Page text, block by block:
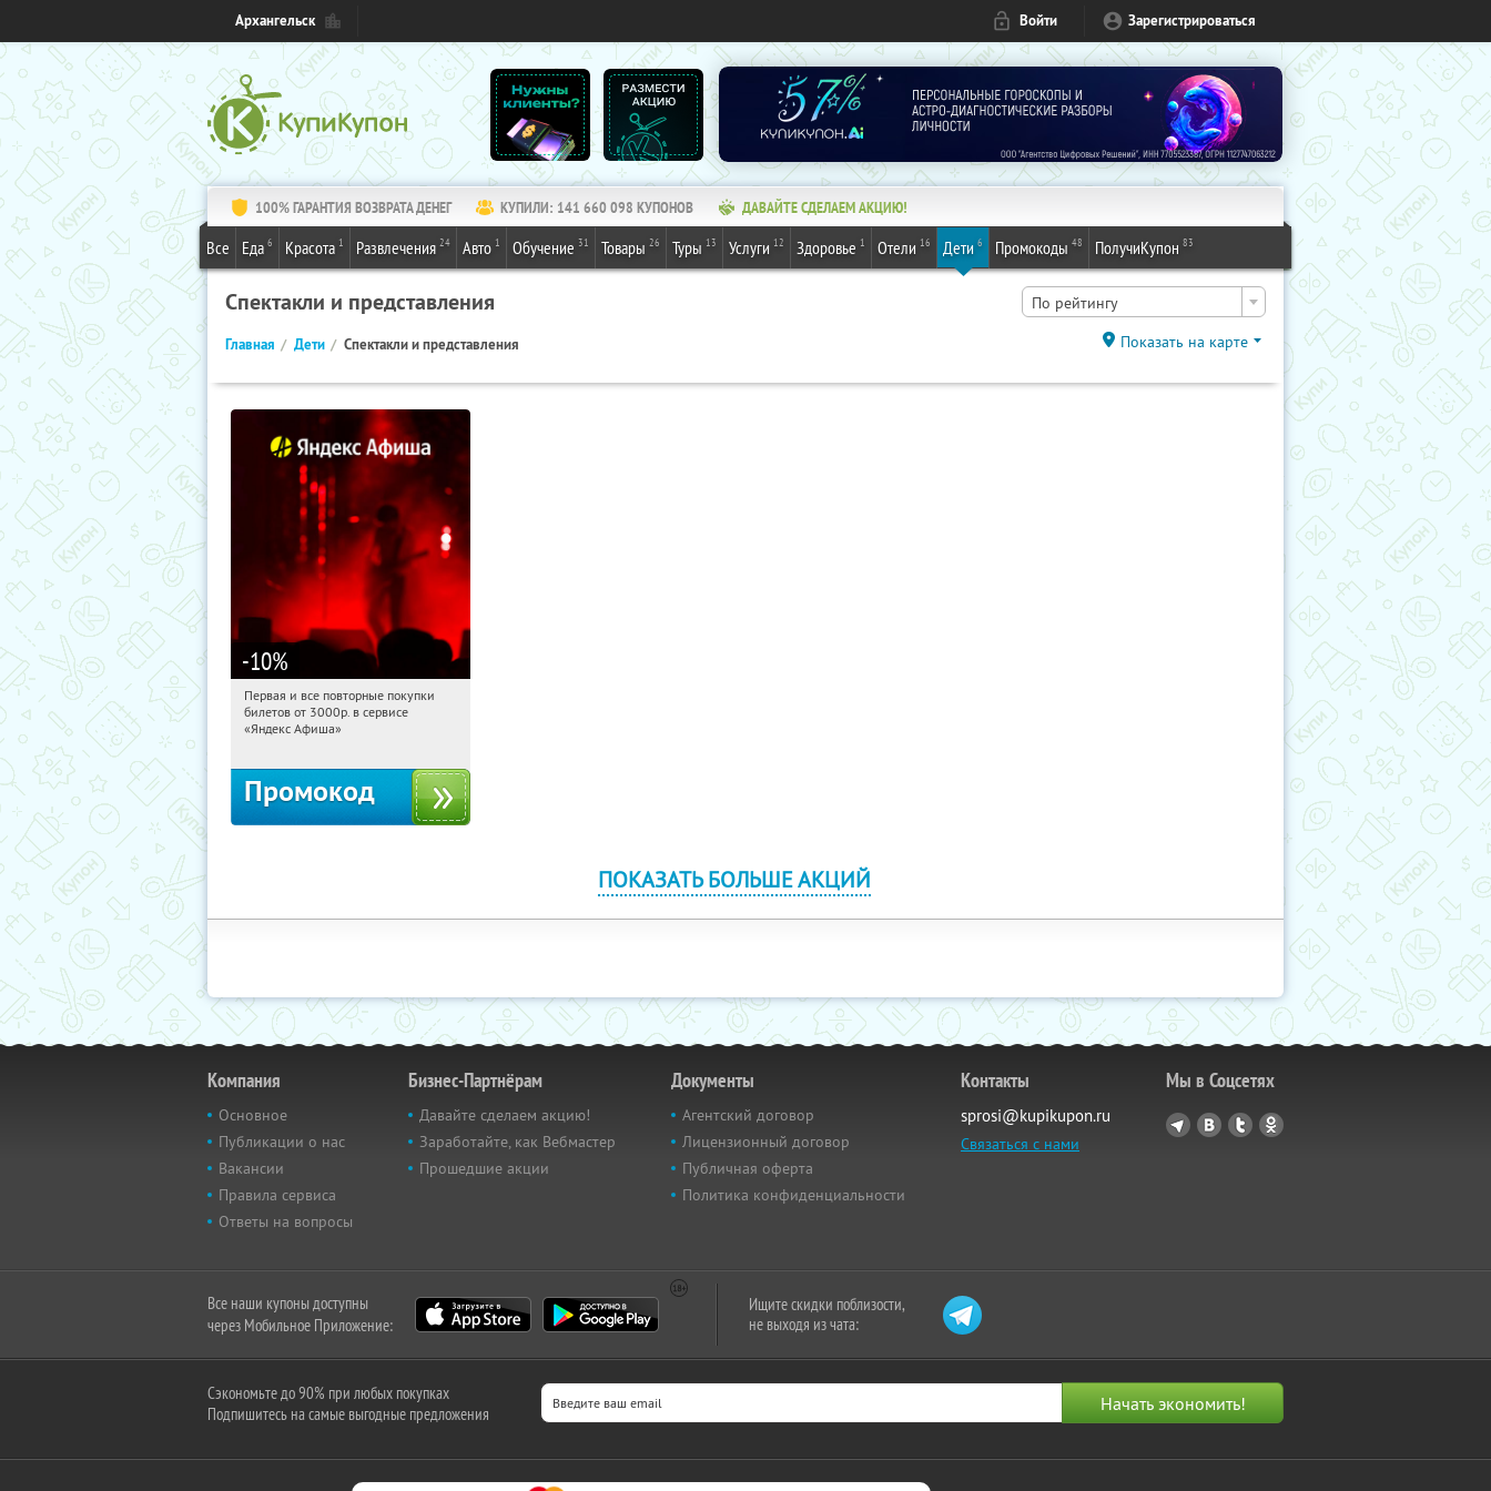
Архангельск Войти Зарегистрироваться
100% ГАРАНТИЯ ВОЗВРАТА ДЕНЕГ КУПИЛИ: 141 660 098 КУПОНОВ ДАВАЙТЕ СДЕЛАЕМ АКЦИЮ!
Все Еда 6 Красота 1 Развлечения 24 Авто 1 Обучение 31 Товары 26 Туры 13 Услуги 12 Здоровье 1 Отели 16 Дети 6 Промокоды 48 ПолучиКупон 83
Спектакли и представления По рейтингу
Главная Дети Спектакли и представления Показать на карте
-10%
18:53:59 Получили:
Россия
Первая и все повторные покупки
билетов от 3000р. в сервисе
«Яндекс Афиша»
Промокод
ПОКАЗАТЬ БОЛЬШЕ АКЦИЙ
Компания
Основное
Публикации о нас
Вакансии
Правила сервиса
Ответы на вопросы
Бизнес-Партнёрам
Давайте сделаем акцию!
Заработайте, как Вебмастер
Прошедшие акции
Документы
Агентский договор
Лицензионный договор
Публичная оферта
Политика конфиденциальности
Контакты
sprosi@kupikupon.ru
Связаться с нами
Мы в Соцсетях
Все наши купоны доступны
через Мобильное Приложение:
Ищите скидки поблизости,
не выходя из чата:
Сэкономьте до 90% при любых покупках
Подпишитесь на самые выгодные предложения